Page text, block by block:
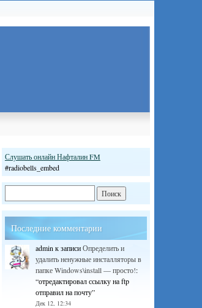
Слушать онлайн Нафталин FM
#radiobells_embed
Последние комментарии
admin к записиОпределить и
удалить ненужные инсталляторы в
папке Windows\install — просто!:
“отредактировал ссылку на ftp
отправил на почту”
Дек 12, 12:34